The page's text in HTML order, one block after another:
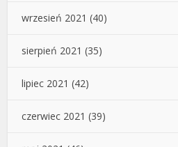
wrzesień 2021 (40)
sierpień 2021 (35)
lipiec 2021 (42)
czerwiec 2021 (39)